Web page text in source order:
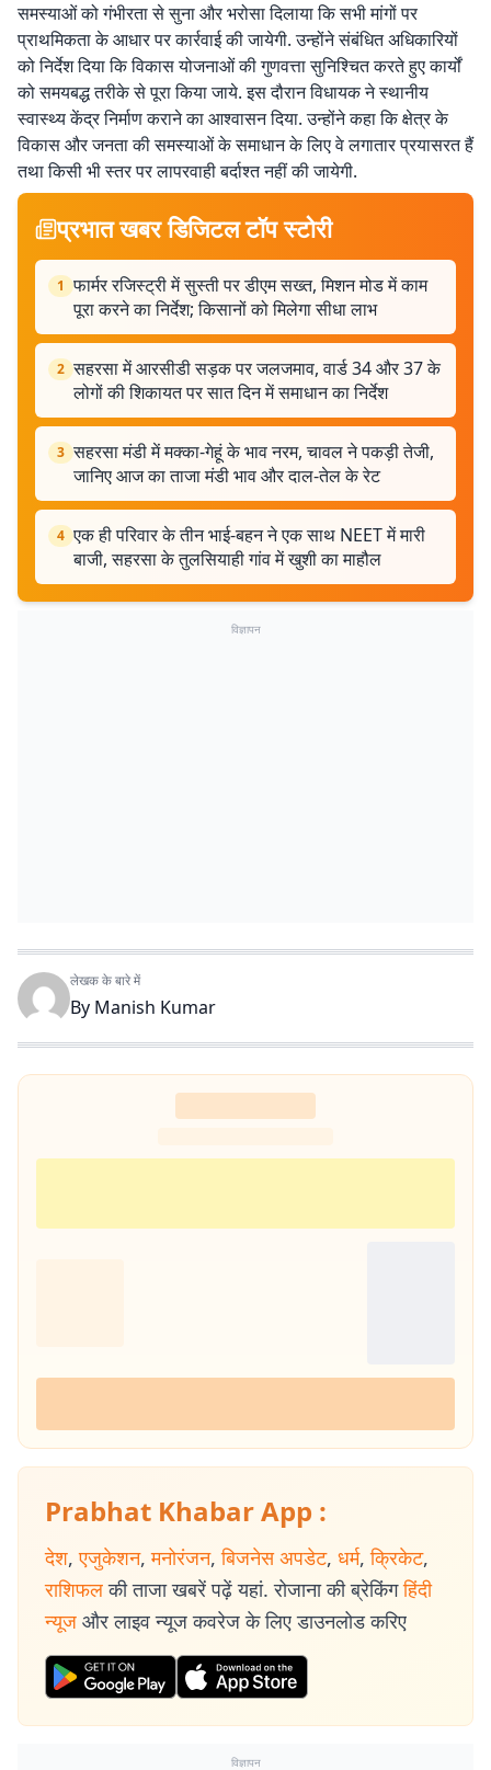
समस्याओं को गंभीरता से सुना और भरोसा दिलाया कि सभी मांगों पर
प्राथमिकता के आधार पर कार्रवाई की जायेगी. उन्होंने संबंधित अधिकारियों
को निर्देश दिया कि विकास योजनाओं की गुणवत्ता सुनिश्चित करते हुए कार्यों
को समयबद्ध तरीके से पूरा किया जाये. इस दौरान विधायक ने स्थानीय
स्वास्थ्य केंद्र निर्माण कराने का आश्वासन दिया. उन्होंने कहा कि क्षेत्र के
विकास और जनता की समस्याओं के समाधान के लिए वे लगातार प्रयासरत हैं
तथा किसी भी स्तर पर लापरवाही बर्दाश्त नहीं की जायेगी.
प्रभात खबर डिजिटल टॉप स्टोरी
1 फार्मर रजिस्ट्री में सुस्ती पर डीएम सख्त, मिशन मोड में काम
पूरा करने का निर्देश; किसानों को मिलेगा सीधा लाभ
2 सहरसा में आरसीडी सड़क पर जलजमाव, वार्ड 34 और 37 के
लोगों की शिकायत पर सात दिन में समाधान का निर्देश
3 सहरसा मंडी में मक्का-गेहूं के भाव नरम, चावल ने पकड़ी तेजी,
जानिए आज का ताजा मंडी भाव और दाल-तेल के रेट
4 एक ही परिवार के तीन भाई-बहन ने एक साथ NEET में मारी
बाजी, सहरसा के तुलसियाही गांव में खुशी का माहौल
विज्ञापन
लेखक के बारे में
By Manish Kumar
Prabhat Khabar App :
देश, एजुकेशन, मनोरंजन, बिजनेस अपडेट, धर्म, क्रिकेट,
राशिफल की ताजा खबरें पढ़ें यहां. रोजाना की ब्रेकिंग हिंदी
न्यूज और लाइव न्यूज कवरेज के लिए डाउनलोड करिए
विज्ञापन